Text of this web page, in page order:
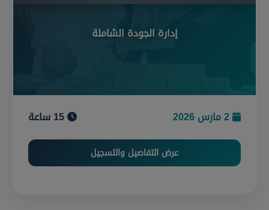
إدارة الجودة الشاملة
عرض التفاصيل والتسجيل